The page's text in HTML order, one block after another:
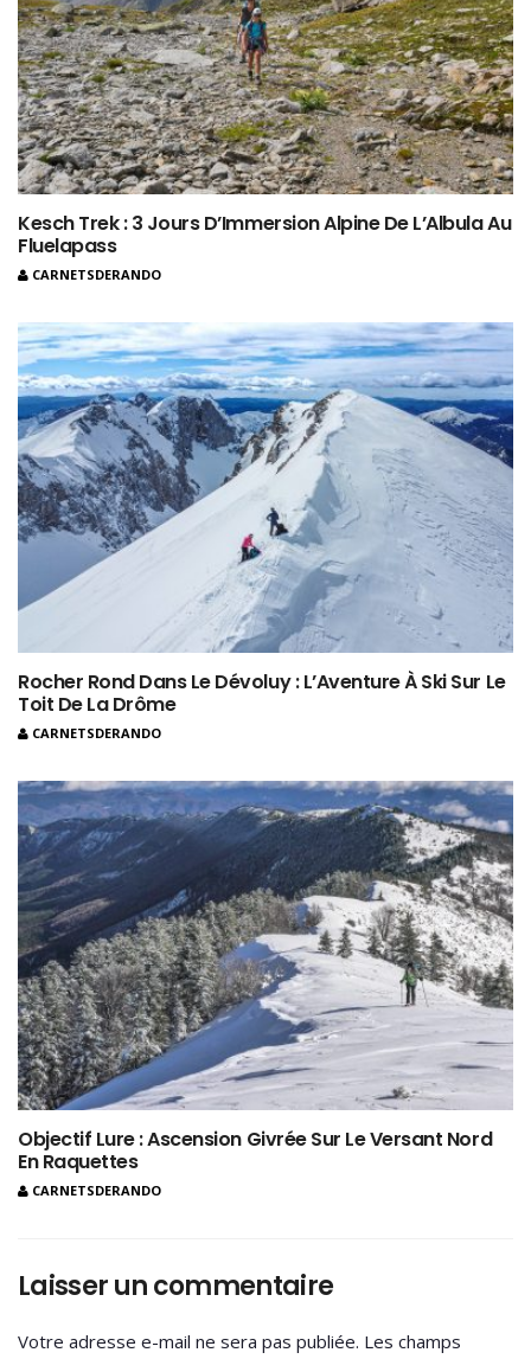
Kesch Trek : 3 Jours D’Immersion Alpine De L’Albula Au
Fluelapass
CARNETSDERANDO
Rocher Rond Dans Le Dévoluy : L’Aventure À Ski Sur Le
Toit De La Drôme
CARNETSDERANDO
Objectif Lure : Ascension Givrée Sur Le Versant Nord
En Raquettes
CARNETSDERANDO
Laisser un commentaire
Votre adresse e-mail ne sera pas publiée. Les champs